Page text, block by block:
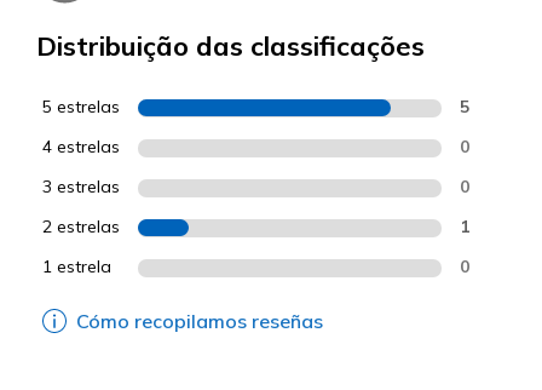
Distribuição das classificações
5 estrelas 5
4 estrelas 0
3 estrelas 0
2 estrelas 1
1 estrela 0
Cómo recopilamos reseñas